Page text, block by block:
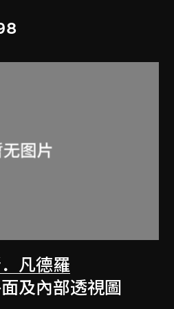
凡德羅
及內部透視圖